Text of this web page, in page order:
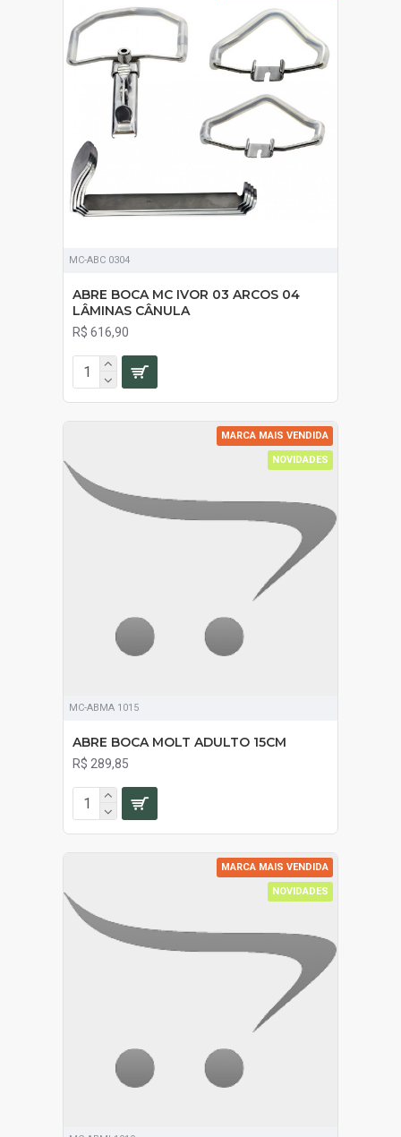
MC-ABC 0304
ABRE BOCA MC IVOR 03 ARCOS 04
LÂMINAS CÂNULA
R$ 616,90
NOVIDADES
MARCA MAIS VENDIDA
MC-ABMA 1015
ABRE BOCA MOLT ADULTO 15CM
R$ 289,85
NOVIDADES
MARCA MAIS VENDIDA